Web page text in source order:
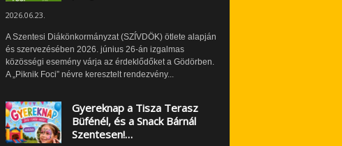
2026.06.23.
A Szentesi Diákönkormányzat (SZÍVDÖK) ötlete alapján
és szervezésében 2026. június 26-án izgalmas
közösségi esemény várja az érdeklődőket a Gödörben.
A „Piknik Foci” névre keresztelt rendezvény...
Gyereknap a Tisza Terasz
Büfénél, és a Snack Bárnál
Szentesen!…